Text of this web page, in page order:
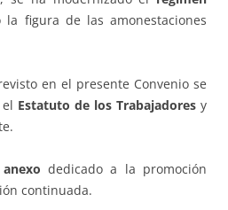
la figura de las amonestaciones
en el presente Convenio se
Estatuto de los Trabajadores y
anexo dedicado a la promoción
continuada.